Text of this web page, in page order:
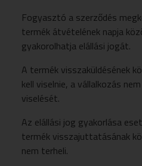
Fogyasztó a szerződés
termék átvételének napja
gyakorolhatja elállási jogát.
A termék visszaküldésének
kell viselnie, a vállalkozás
viselését.
Az elállási jog gyakorlása
termék visszajuttatásának
nem terheli.